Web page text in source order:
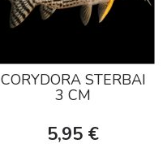
CORYDORA STERBAI
3 CM
5,95 €